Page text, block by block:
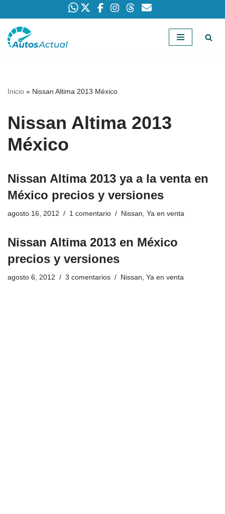
Saltar
Inicio » Nissan Altima 2013 México
Nissan Altima 2013
México
Nissan Altima 2013 ya a la venta en
México precios y versiones
agosto 16, 2012 1 comentario Nissan, Ya en venta
Nissan Altima 2013 en México
precios y versiones
agosto 6, 2012 3 comentarios Nissan, Ya en venta